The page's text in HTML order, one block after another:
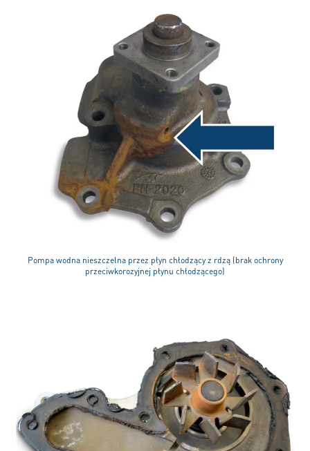
Pompa wodna nieszczelna przez płyn chłodzący z rdzą (brak ochrony
przeciwkorozyjnej płynu chłodzącego)